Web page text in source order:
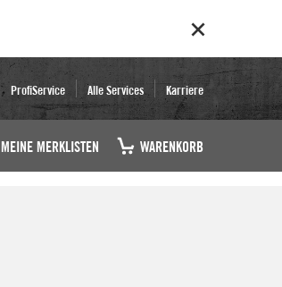
ProfiService Alle Services Karriere
MEINE MERKLISTEN WARENKORB